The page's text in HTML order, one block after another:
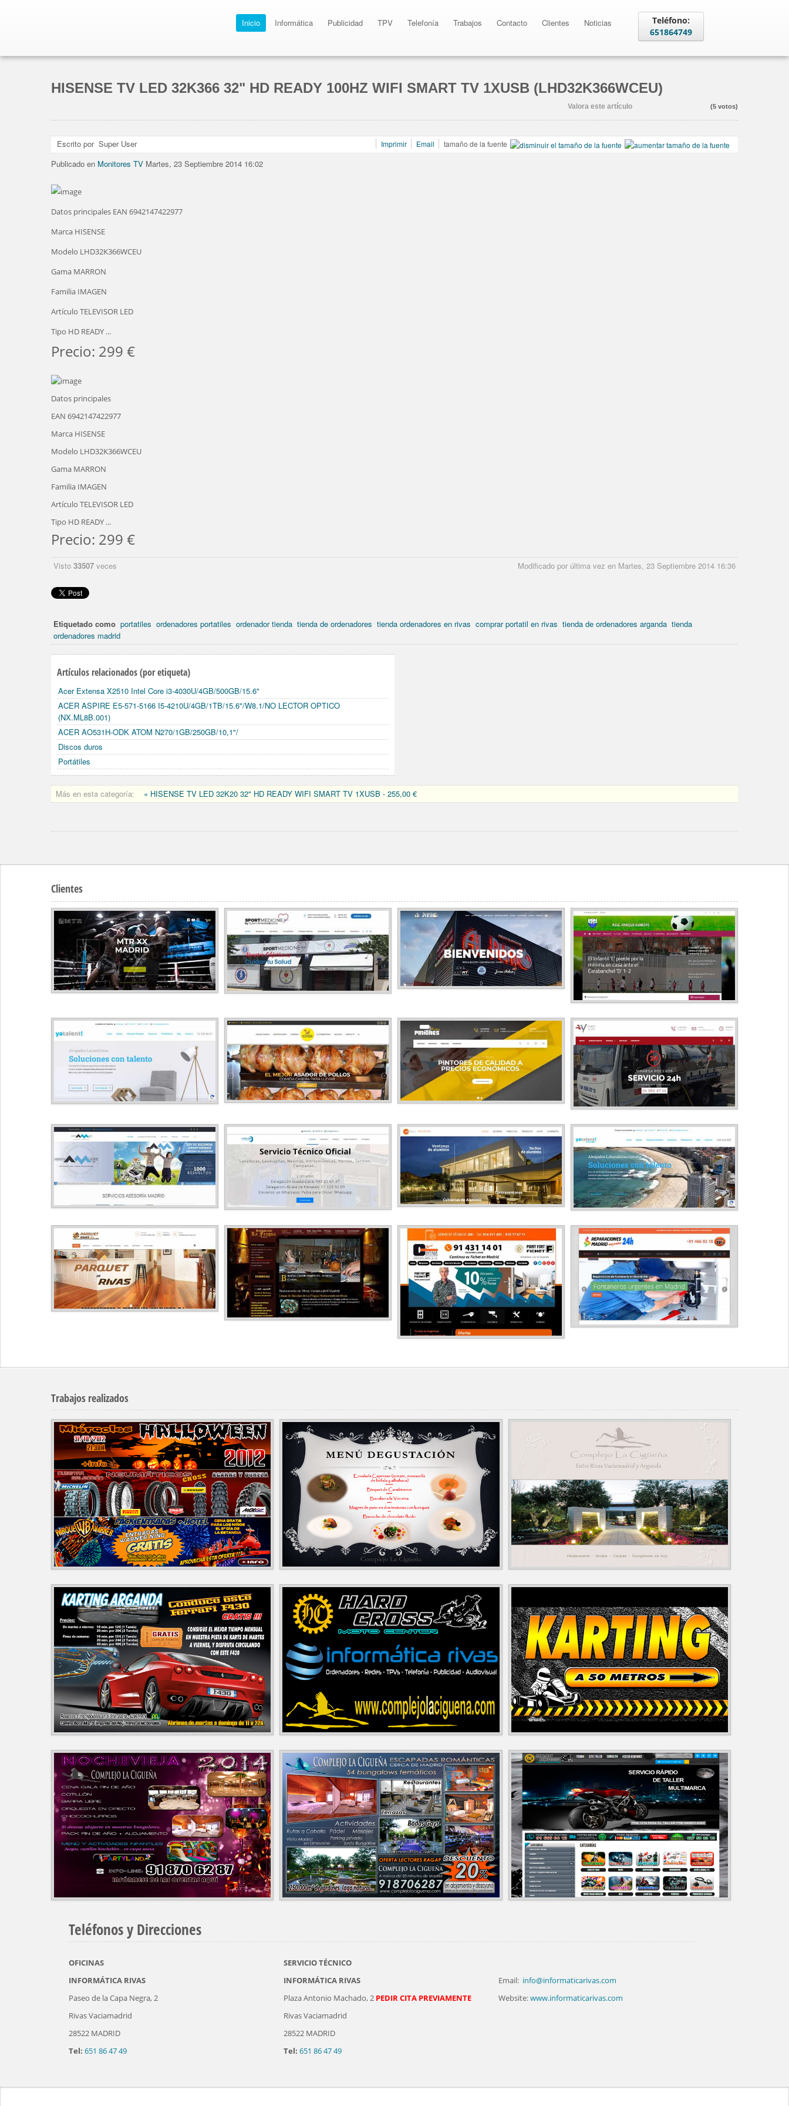
Inicio Informática Publicidad TPV Telefonía Trabajos Contacto Clientes Noticias
Teléfono:
651864749
HISENSE TV LED 32K366 32" HD READY 100HZ WIFI SMART TV 1XUSB (LHD32K366WCEU)
Valora este artículo (5 votos)
Escrito por Super User Imprimir Email tamaño de la fuente
Publicado en Monitores TV Martes, 23 Septiembre 2014 16:02
Datos principales EAN 6942147422977
Marca HISENSE
Modelo LHD32K366WCEU
Gama MARRON
Familia IMAGEN
Artículo TELEVISOR LED
Tipo HD READY ...
Precio: 299 €
Datos principales
EAN 6942147422977
Marca HISENSE
Modelo LHD32K366WCEU
Gama MARRON
Familia IMAGEN
Artículo TELEVISOR LED
Tipo HD READY ...
Precio: 299 €
Visto 33507 veces Modificado por última vez en Martes, 23 Septiembre 2014 16:36
Etiquetado como portatiles ordenadores portatiles ordenador tienda tienda de ordenadores tienda ordenadores en rivas comprar portatil en rivas tienda de ordenadores arganda tienda
ordenadores madrid
Artículos relacionados (por etiqueta)
Acer Extensa X2510 Intel Core i3-4030U/4GB/500GB/15.6"
ACER ASPIRE E5-571-5166 I5-4210U/4GB/1TB/15.6"/W8.1/NO LECTOR OPTICO
(NX.ML8B.001)
ACER AO531H-ODK ATOM N270/1GB/250GB/10,1"/
Discos duros
Portátiles
Más en esta categoría: « HISENSE TV LED 32K20 32" HD READY WIFI SMART TV 1XUSB - 255,00 €
Clientes
Trabajos realizados
Teléfonos y Direcciones
OFICINAS
INFORMÁTICA RIVAS
Paseo de la Capa Negra, 2
Rivas Vaciamadrid
28522 MADRID
Tel: 651 86 47 49
SERVICIO TÉCNICO
INFORMÁTICA RIVAS
Plaza Antonio Machado, 2 PEDIR CITA PREVIAMENTE
Rivas Vaciamadrid
28522 MADRID
Tel: 651 86 47 49
Email: info@informaticarivas.com
Website:www.informaticarivas.com